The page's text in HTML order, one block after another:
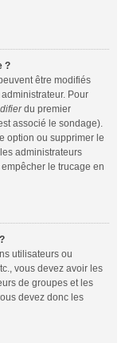
?
être modifiés
Pour
du premier
associé le sondage).
option ou supprimer le
administrateurs
le trucage en
utilisateurs ou
vous devez avoir les
de groupes et les
devez donc les